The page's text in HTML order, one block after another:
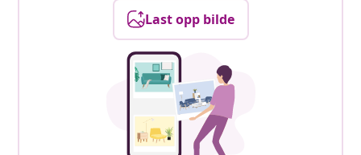
Last opp bilde